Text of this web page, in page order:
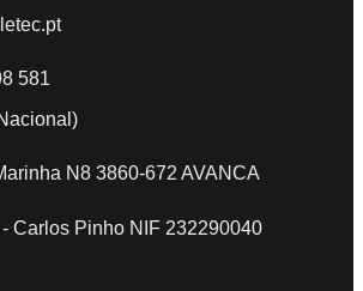
581
N8 3860-672 AVANCA
- Carlos Pinho NIF 232290040